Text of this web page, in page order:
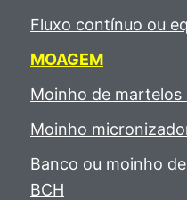
Fluxo contínuo ou
MOAGEM
Moinho de martelos
Moinho
Banco ou moinho
BCH